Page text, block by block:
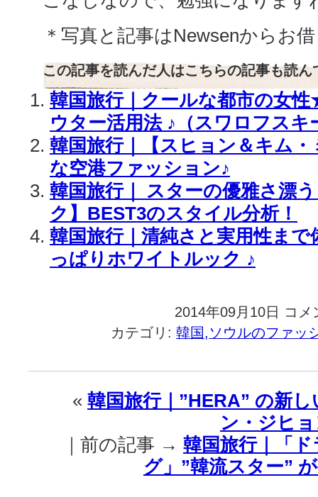
＊写真と記事はNewsenからお
この記事を読んだ人はこちらの記事も読ん
韓国旅行｜クールな都市の女
ウター活用法 ♪（スワロフスキ
韓国旅行｜【スヒョン＆キム
な空港ファッション♪
韓国旅行｜ スターの優雅さ漂
ク】BEST3のスタイル分析！
韓国旅行｜清純さと実用性ま
っぱりホワイトルック ♪
2014年09月10日
韓
旅
｜
ワ
イ
ト
イ
コメ
カテゴリ: 韓国,ソウルのファッ
« 韓国旅行｜”HERA” の新
ン・ジヒ
｜前の記事 → 韓国旅行｜「
グ」”韓流スター”